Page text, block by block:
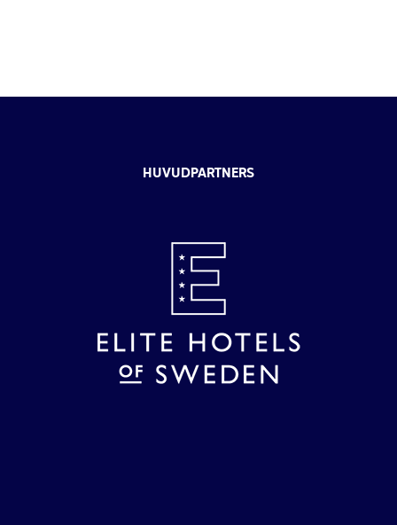
HUVUDPARTNERS